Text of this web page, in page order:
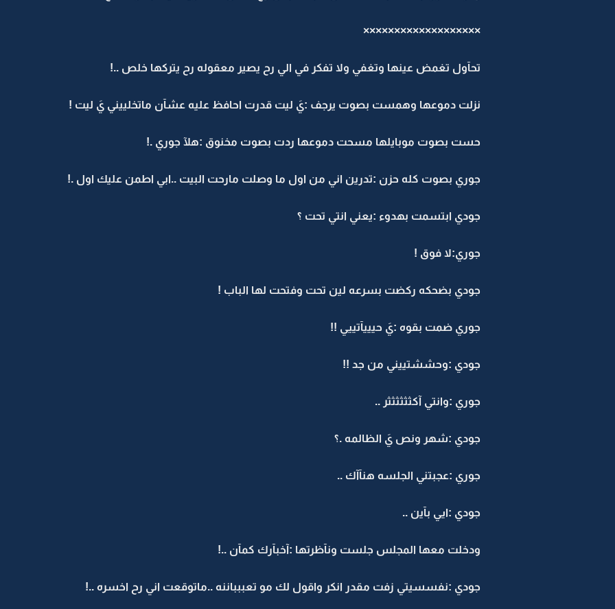
×××××××××××××××××××
تحآول تغمض عينها وتغفي ولا تفكر في الي رح يصير معقوله رح يتركها خلص ..!
نزلت دموعها وهمست بصوت يرجف :يَ ليت قدرت احافظ عليه عشآن ماتخلييني يَ ليت !
حست بصوت موبايلها مسحت دموعها ردت بصوت مخنوق :هلآ جوري .!
جوري بصوت كله حزن :تدرين اني من اول ما وصلت مارحت البيت ..ابي اطمن عليك اول .!
جودي ابتسمت بهدوء :يعني انتي تحت ؟
جوري:لا فوق !
جودي بضحكه ركضت بسرعه لين تحت وفتحت لها الباب !
جوري ضمت بقوه :يَ حيييآتييي !!
جودي :وحششتييني من جد !!
جوري :وانتي آكثثثثثثر ..
جودي :شهر ونص يَ الظالمه .؟
جوري :عجبتني الجلسه هنآآك ..
جودي :ايي بآين ..
ودخلت معها المجلس جلست ونآظرتها :آخبآرك كمآن ..!
جودي :نفسسيتي زفت مقدر انكر واقول لك مو تعببباننه ..ماتوقعت اني رح اخسره ..!